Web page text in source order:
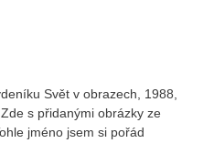
Svět v obrazech, 1988,
s přidanými obrázky ze
jméno jsem si pořád